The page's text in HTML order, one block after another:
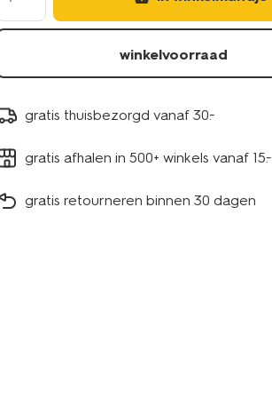
winkelvoorraad
gratis thuisbezorgd vanaf 30.-
gratis afhalen in 500+ winkels vanaf 15.-
gratis retourneren binnen 30 dagen